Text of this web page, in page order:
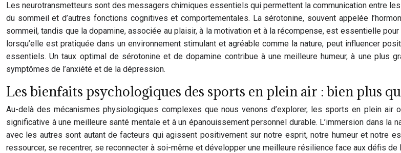
Les neurotransmetteurs sont des messagers chimiques essentiels qui permettent la communication entre
du sommeil et d’autres fonctions cognitives et comportementales. La sérotonine, souvent appelée
sommeil, tandis que la dopamine, associée au plaisir, à la motivation et à la récompense, est essentielle
lorsqu’elle est pratiquée dans un environnement stimulant et agréable comme la nature, peut influencer
essentiels. Un taux optimal de sérotonine et de dopamine contribue à une meilleure humeur, à une plus
symptômes de l’anxiété et de la dépression.
Les bienfaits psychologiques des sports en plein air : bien plus
Au-delà des mécanismes physiologiques complexes que nous venons d’explorer, les sports en plein
significative à une meilleure santé mentale et à un épanouissement personnel durable. L’immersion dans
avec les autres sont autant de facteurs qui agissent positivement sur notre esprit, notre humeur et notre
ressourcer, se recentrer, se reconnecter à soi-même et développer une meilleure résilience face aux défis de